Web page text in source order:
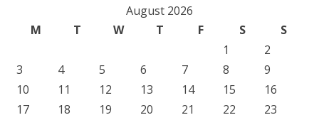
August 2026
M
T W T F S
S
1
2
3
4 5 6 7 8
9
10
11 12 13 14 15
16
17
18 19 20 21 22
23